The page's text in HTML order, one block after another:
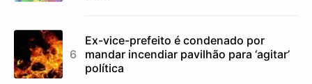
Ex-vice-prefeito é condenado por
mandar incendiar pavilhão para ‘agitar’
política